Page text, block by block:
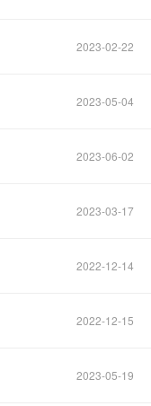
2023-02-22
2023-05-04
2023-06-02
2023-03-17
2022-12-14
2022-12-15
2023-05-19